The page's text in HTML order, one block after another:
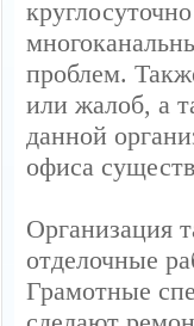
проблем.
или жалоб, а
данной
офиса
Организация
отделочные
Грамотные